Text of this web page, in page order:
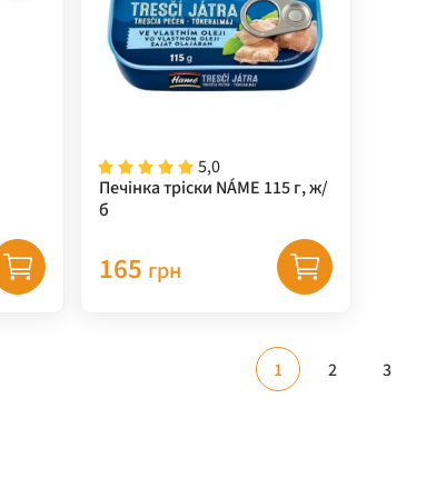
5,0
Печінка тріски NÁME 115 г, ж/
б
165 грн
1 2 3